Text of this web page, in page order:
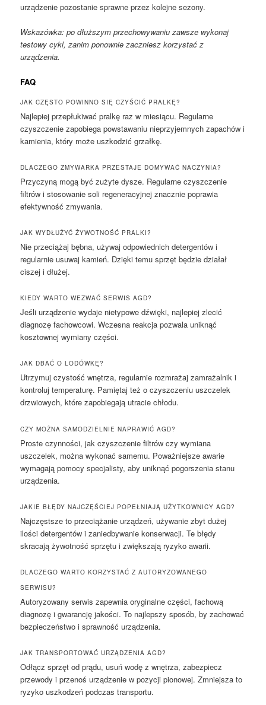
urządzenie pozostanie sprawne przez kolejne sezony.
Wskazówka: po dłuższym przechowywaniu zawsze wykonaj
testowy cykl, zanim ponownie zaczniesz korzystać z
urządzenia.
FAQ
JAK CZĘSTO POWINNO SIĘ CZYŚCIĆ PRALKĘ?
Najlepiej przepłukiwać pralkę raz w miesiącu. Regularne
czyszczenie zapobiega powstawaniu nieprzyjemnych zapachów i
kamienia, który może uszkodzić grzałkę.
DLACZEGO ZMYWARKA PRZESTAJE DOMYWAĆ NACZYNIA?
Przyczyną mogą być zużyte dysze. Regularne czyszczenie
filtrów i stosowanie soli regeneracyjnej znacznie poprawia
efektywność zmywania.
JAK WYDŁUŻYĆ ŻYWOTNOŚĆ PRALKI?
Nie przeciążaj bębna, używaj odpowiednich detergentów i
regularnie usuwaj kamień. Dzięki temu sprzęt będzie działał
ciszej i dłużej.
KIEDY WARTO WEZWAĆ SERWIS AGD?
Jeśli urządzenie wydaje nietypowe dźwięki, najlepiej zlecić
diagnozę fachowcowi. Wczesna reakcja pozwala uniknąć
kosztownej wymiany części.
JAK DBAĆ O LODÓWKĘ?
Utrzymuj czystość wnętrza, regularnie rozmrażaj zamrażalnik i
kontroluj temperaturę. Pamiętaj też o czyszczeniu uszczelek
drzwiowych, które zapobiegają utracie chłodu.
CZY MOŻNA SAMODZIELNIE NAPRAWIĆ AGD?
Proste czynności, jak czyszczenie filtrów czy wymiana
uszczelek, można wykonać samemu. Poważniejsze awarie
wymagają pomocy specjalisty, aby uniknąć pogorszenia stanu
urządzenia.
JAKIE BŁĘDY NAJCZĘŚCIEJ POPEŁNIAJĄ UŻYTKOWNICY AGD?
Najczęstsze to przeciążanie urządzeń, używanie zbyt dużej
ilości detergentów i zaniedbywanie konserwacji. Te błędy
skracają żywotność sprzętu i zwiększają ryzyko awarii.
DLACZEGO WARTO KORZYSTAĆ Z AUTORYZOWANEGO
SERWISU?
Autoryzowany serwis zapewnia oryginalne części, fachową
diagnozę i gwarancję jakości. To najlepszy sposób, by zachować
bezpieczeństwo i sprawność urządzenia.
JAK TRANSPORTOWAĆ URZĄDZENIA AGD?
Odłącz sprzęt od prądu, usuń wodę z wnętrza, zabezpiecz
przewody i przenoś urządzenie w pozycji pionowej. Zmniejsza to
ryzyko uszkodzeń podczas transportu.